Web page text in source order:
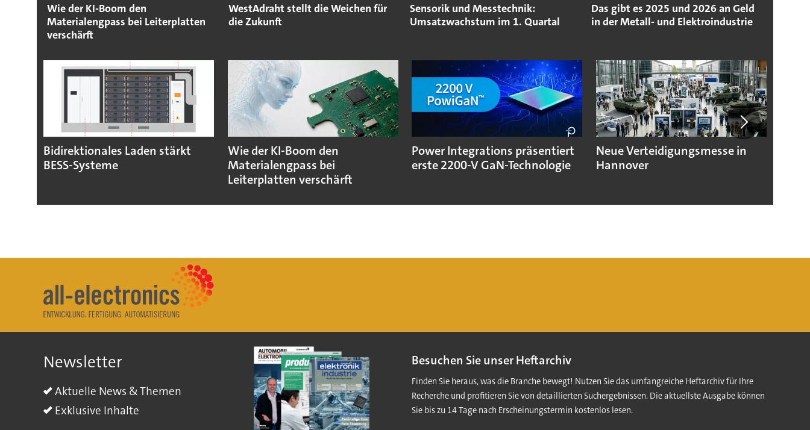
Wie der KI-Boom den
Materialengpass bei Leiterplatten
verschärft
WestAdraht stellt die Weichen für
die Zukunft
Sensorik und Messtechnik:
Umsatzwachstum im 1. Quartal
Das gibt es 2025 und 2026 an Geld
in der Metall- und Elektroindustrie
Bidirektionales Laden stärkt
BESS-Systeme
Wie der KI-Boom den
Materialengpass bei
Leiterplatten verschärft
Power Integrations präsentiert
erste 2200-V GaN-Technologie
Neue Verteidigungsmesse in
Hannover
Newsletter
Aktuelle News & Themen
Exklusive Inhalte
Besuchen Sie unser Heftarchiv
Finden Sie heraus, was die Branche bewegt! Nutzen Sie das umfangreiche Heftarchiv für Ihre
Recherche und profitieren Sie von detaillierten Suchergebnissen. Die aktuellste Ausgabe können
Sie bis zu 14 Tage nach Erscheinungstermin kostenlos lesen.